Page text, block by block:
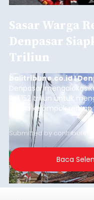
Sasar Warga
Denpasar
Triliun
balitribune.co.id I
Denpasar
Rp1,152 triliun untuk
warga kelompok
garis kemiskinan.
guna menjaga
kelompok desil 5 dan 6
merosot ke kategori
Submitted by contributor
Baca